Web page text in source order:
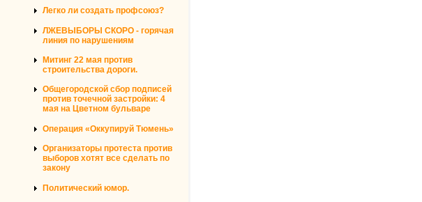
Легко ли создать профсоюз?
ЛЖЕВЫБОРЫ СКОРО - горячая
линия по нарушениям
Митинг 22 мая против
строительства дороги.
Общегородской сбор подписей
против точечной застройки: 4
мая на Цветном бульваре
Операция «Оккупируй Тюмень»
Организаторы протеста против
выборов хотят все сделать по
закону
Политический юмор.